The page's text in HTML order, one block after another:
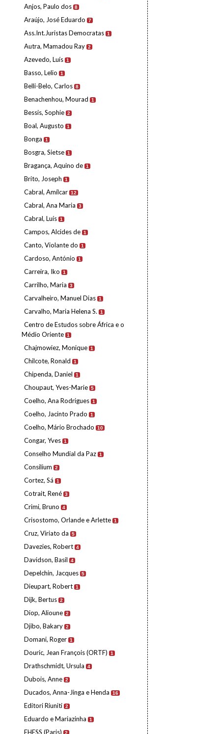
Anjos, Paulo dos 8
Araújo, José Eduardo 7
Ass.Int.Juristas Democratas 1
Autra, Mamadou Ray 2
Azevedo, Luís 1
Basso, Lelio 1
Belli-Belo, Carlos 8
Benachenhou, Mourad 1
Bessis, Sophie 2
Boal, Augusto 1
Bonga 1
Bosgra, Sietse 1
Bragança, Aquino de 1
Brito, Joseph 1
Cabral, Amílcar 12
Cabral, Ana Maria 3
Cabral, Luís 1
Campos, Alcides de 1
Canto, Violante do 1
Cardoso, António 1
Carreira, Iko 1
Carrilho, Maria 3
Carvalheiro, Manuel Dias 1
Carvalho, Maria Helena S. 1
Centro de Estudos sobre África e o
Médio Oriente 1
Chajmowiez, Monique 1
Chilcote, Ronald 1
Chipenda, Daniel 1
Choupaut, Yves-Marie 5
Coelho, Ana Rodrigues 1
Coelho, Jacinto Prado 1
Coelho, Mário Brochado 10
Congar, Yves 1
Conselho Mundial da Paz 1
Consilium 2
Cortez, Sá 1
Cotrait, René 3
Crimi, Bruno 4
Crisostomo, Orlande e Arlette 1
Cruz, Viriato da 5
Davezies, Robert 4
Davidson, Basil 4
Depelchin, Jacques 5
Dieupart, Robert 1
Dijk, Bertus 2
Diop, Alioune 2
Djibo, Bakary 2
Domani, Roger 1
Douric, Jean François (ORTF) 1
Drathschmidt, Ursula 4
Dubois, Anne 2
Ducados, Anna-Jinga e Henda 16
Editori Riuniti 2
Eduardo e Mariazinha 1
EHESS (Paris) 2